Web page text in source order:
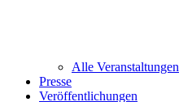
Alle Veranstaltungen
Presse
Veröffentlichungen